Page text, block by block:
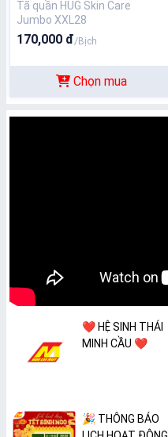
Tã quần HUG Skin Care
Jumbo XXL28
170,000 đ/Bịch
Chọn mua
❤️ HỆ SINH THÁI
MINH CẦU ❤️
🎉 THÔNG BÁO